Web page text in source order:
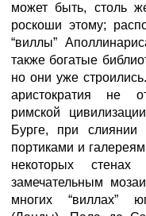
может быть, столь
роскоши этому;
“виллы”
также богатые
но они уже
аристократия не
римской
Бурге, при
портиками и
некоторых
замечательным
многих “виллах”